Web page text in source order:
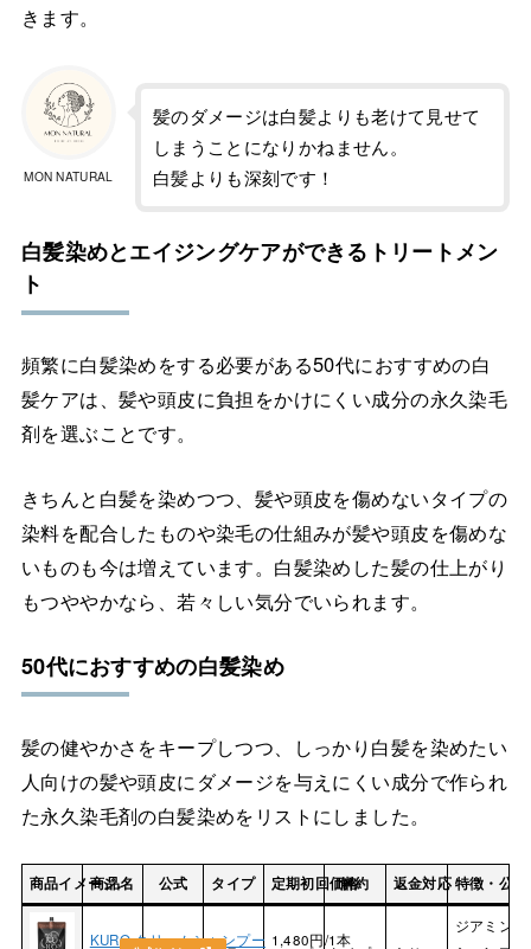
きます。
MON NATURAL
髪のダメージは白髪よりも老けて見せて
しまうことになりかねません。
白髪よりも深刻です！
白髪染めとエイジングケアができるトリートメン
ト
頻繁に白髪染めをする必要がある50代におすすめの白
髪ケアは、髪や頭皮に負担をかけにくい成分の永久染毛
剤を選ぶことです。
きちんと白髪を染めつつ、髪や頭皮を傷めないタイプの
染料を配合したものや染毛の仕組みが髪や頭皮を傷めな
いものも今は増えています。白髪染めした髪の仕上がり
もつややかなら、若々しい気分でいられます。
50代におすすめの白髪染め
髪の健やかさをキープしつつ、しっかり白髪を染めたい
人向けの髪や頭皮にダメージを与えにくい成分で作られ
た永久染毛剤の白髪染めをリストにしました。
商品イメージ.
商品名 公式 タイプ 定期初回価格
解約 返金対応特徴・公
KURO クリームシャンプー 1,480円/1本
ジアミン